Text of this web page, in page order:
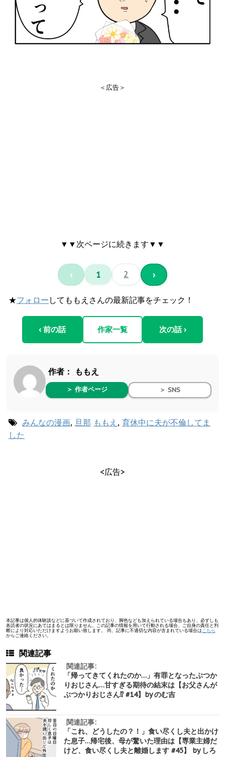
＜広告＞
▼▼次ページに続きます▼▼
‹ 1 2 ›
★フォロー してももえさんの最新記事をチェック！
‹ 前の話 作家一覧 次の話 ›
作者： ももえ
＞ 作者ページ ＞ SNS
みんなの漫画, 旦那 ももえ , 育休中に夫が不倫してま
した
<広告>
本記事は個人的体験談などに基づいて作成されており、脚色なども加えられている場合もあり、必ずしも
各読者の状況にあてはまるとは限りません。この記事の情報を用いて行動される場合、ご自身の責任と判
断により対応いただけますようお願い致します。 尚、記事に不適切な内容が含まれている場合は こちら
からご連絡ください。
関連記事
関連記事:
「帰ってきてくれたのか…」有罪となったぶつか
りおじさん…甘すぎる期待の結末は【お父さんが
ぶつかりおじさん⁉︎ #14】by のむ吉
関連記事:
「これ、どうしたの？！」食い尽くし夫と出かけ
た息子…帰宅後、母が驚いた理由は【専業主婦だ
けど、食い尽くし夫と離婚します #45】 by しろ